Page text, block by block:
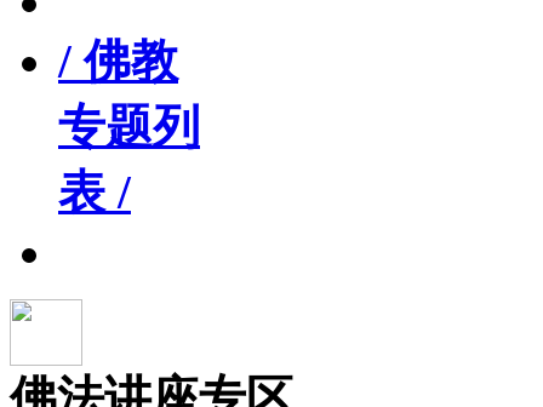
/ 佛教
专题列
表 /